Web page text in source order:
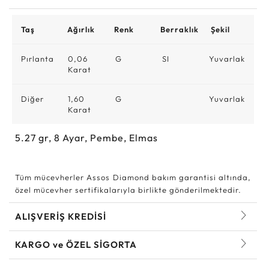
Taş Ağırlık Renk Berraklık Şekil
Pırlanta
0,06
Karat
G SI Yuvarlak
Diğer
1,60
Karat
G Yuvarlak
5.27 gr, 8 Ayar, Pembe, Elmas
Tüm mücevherler Assos Diamond bakım garantisi altında,
özel mücevher sertifikalarıyla birlikte gönderilmektedir.
ALIŞVERİŞ KREDİSİ
KARGO ve ÖZEL SİGORTA